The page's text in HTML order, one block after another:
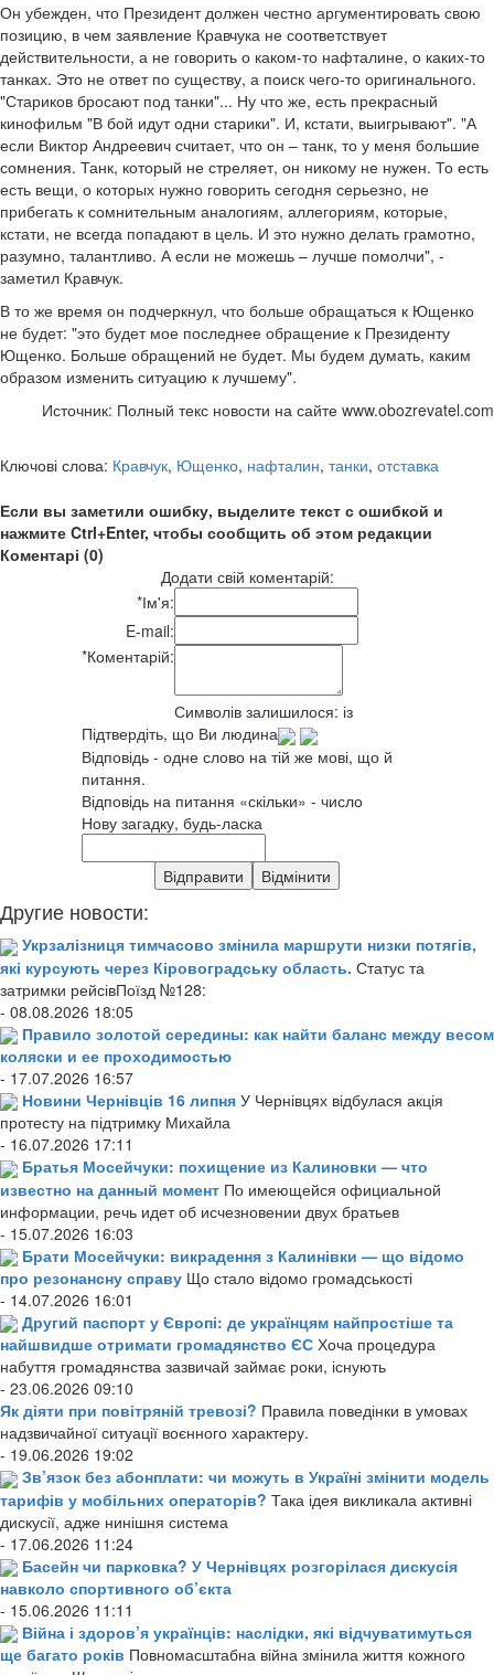
Он убежден, что Президент должен честно аргументировать свою
позицию, в чем заявление Кравчука не соответствует
действительности, а не говорить о каком-то нафталине, о каких-то
танках. Это не ответ по существу, а поиск чего-то оригинального.
"Стариков бросают под танки"... Ну что же, есть прекрасный
кинофильм "В бой идут одни старики". И, кстати, выигрывают". "А
если Виктор Андреевич считает, что он – танк, то у меня большие
сомнения. Танк, который не стреляет, он никому не нужен. То есть
есть вещи, о которых нужно говорить сегодня серьезно, не
прибегать к сомнительным аналогиям, аллегориям, которые,
кстати, не всегда попадают в цель. И это нужно делать грамотно,
разумно, талантливо. А если не можешь – лучше помолчи", -
заметил Кравчук.
В то же время он подчеркнул, что больше обращаться к Ющенко
не будет: "это будет мое последнее обращение к Президенту
Ющенко. Больше обращений не будет. Мы будем думать, каким
образом изменить ситуацию к лучшему".
Источник: Полный текс новости на сайте www.obozrevatel.com
Ключові слова: Кравчук, Ющенко, нафталин, танки, отставка
Если вы заметили ошибку, выделите текст с ошибкой и
нажмите Ctrl+Enter, чтобы сообщить об этом редакции
Коментарі (0)
Додати свій коментарій:
*Ім'я:
E-mail:
*Коментарій:
Символів залишилося: із
Підтвердіть, що Ви людина
Відповідь - одне слово на тій же мові, що й
питання.
Відповідь на питання «скільки» - число
Нову загадку, будь-ласка
Другие новости:
Укрзалізниця тимчасово змінила маршрути низки потягів,
які курсують через Кіровоградську область. Статус та
затримки рейсівПоїзд №128:
- 08.08.2026 18:05
Правило золотой середины: как найти баланс между весом
коляски и ее проходимостью
- 17.07.2026 16:57
Новини Чернівців 16 липня У Чернівцях відбулася акція
протесту на підтримку Михайла
- 16.07.2026 17:11
Братья Мосейчуки: похищение из Калиновки — что
известно на данный момент По имеющейся официальной
информации, речь идет об исчезновении двух братьев
- 15.07.2026 16:03
Брати Мосейчуки: викрадення з Калинівки — що відомо
про резонансну справу Що стало відомо громадськості
- 14.07.2026 16:01
Другий паспорт у Європі: де українцям найпростіше та
найшвидше отримати громадянство ЄС Хоча процедура
набуття громадянства зазвичай займає роки, існують
- 23.06.2026 09:10
Як діяти при повітряній тревозі? Правила поведінки в умовах
надзвичайної ситуації воєнного характеру.
- 19.06.2026 19:02
Зв’язок без абонплати: чи можуть в Україні змінити модель
тарифів у мобільних операторів? Така ідея викликала активні
дискусії, адже нинішня система
- 17.06.2026 11:24
Басейн чи парковка? У Чернівцях розгорілася дискусія
навколо спортивного об’єкта
- 15.06.2026 11:11
Війна і здоров’я українців: наслідки, які відчуватимуться
ще багато років Повномасштабна війна змінила життя кожного